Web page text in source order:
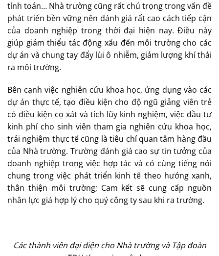
tính toán… Nhà trường cũng rất chú trọng trong vấn đề
phát triển bền vững nên đánh giá rất cao cách tiếp cận
của doanh nghiệp trong thời đại hiện nay. Điều này
giúp giảm thiểu tác động xấu đến môi trường cho các
dự án và chung tay đẩy lùi ô nhiễm, giảm lượng khí thải
ra môi trường.
Bên cạnh việc nghiên cứu khoa học, ứng dụng vào các
dự án thực tế, tạo điều kiện cho độ ngũ giảng viên trẻ
có điều kiện cọ xát và tích lũy kinh nghiệm, việc đầu tư
kinh phí cho sinh viên tham gia nghiên cứu khoa học,
trải nghiệm thực tế cũng là tiêu chí quan tâm hàng đầu
của Nhà trường. Trường đánh giá cao sự tin tưởng của
doanh nghiệp trong việc hợp tác và có cùng tiếng nói
chung trong việc phát triển kinh tế theo hướng xanh,
thân thiện môi trường; Cam kết sẽ cung cấp nguồn
nhân lực giá hợp lý cho quý công ty sau khi ra trường.
Các thành viên đại diện cho Nhà trường và Tập đoàn